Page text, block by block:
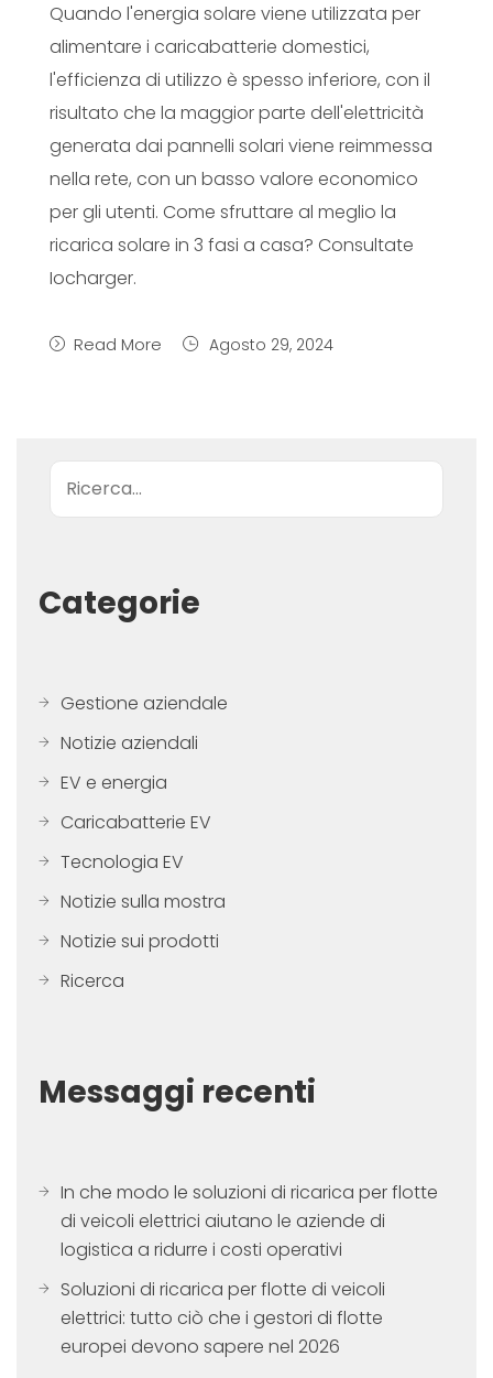
Quando l'energia solare viene utilizzata per
alimentare i caricabatterie domestici,
l'efficienza di utilizzo è spesso inferiore, con il
risultato che la maggior parte dell'elettricità
generata dai pannelli solari viene reimmessa
nella rete, con un basso valore economico
per gli utenti. Come sfruttare al meglio la
ricarica solare in 3 fasi a casa? Consultate
Iocharger.
Read More Agosto 29, 2024
Ricerca
Categorie
Gestione aziendale
Notizie aziendali
EV e energia
Caricabatterie EV
Tecnologia EV
Notizie sulla mostra
Notizie sui prodotti
Ricerca
Messaggi recenti
In che modo le soluzioni di ricarica per flotte
di veicoli elettrici aiutano le aziende di
logistica a ridurre i costi operativi
Soluzioni di ricarica per flotte di veicoli
elettrici: tutto ciò che i gestori di flotte
europei devono sapere nel 2026